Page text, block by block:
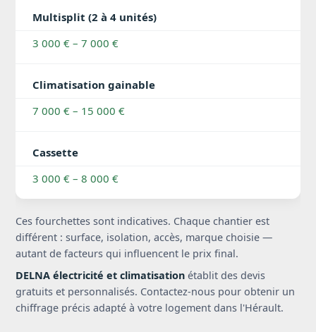
Multisplit (2 à 4 unités)
3 000 € – 7 000 €
Climatisation gainable
7 000 € – 15 000 €
Cassette
3 000 € – 8 000 €
Ces fourchettes sont indicatives. Chaque chantier est
différent : surface, isolation, accès, marque choisie —
autant de facteurs qui influencent le prix final.
DELNA électricité et climatisation établit des devis
gratuits et personnalisés. Contactez-nous pour obtenir un
chiffrage précis adapté à votre logement dans l'Hérault.